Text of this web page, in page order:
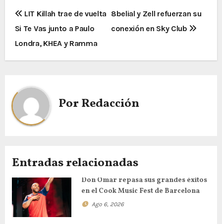
LIT Killah trae de vuelta
Si Te Vas junto a Paulo
Londra, KHEA y Ramma
8belial y Zell refuerzan su
conexión en Sky Club
PorRedacción
Entradas relacionadas
Don Omar repasa sus grandes éxitos
en el Cook Music Fest de Barcelona
Ago 6, 2026